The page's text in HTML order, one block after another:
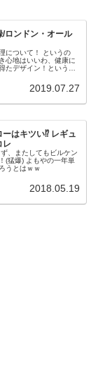
/ロンドン・オール
について！ というの
心地はいいわ、健康に
たデザイン！という秀
2019.07.27
ーはキツい⁉︎ レギュ
レ
、またしてもビルケン
(猛爆) よもやの一年単
うとはｗｗ
2018.05.19